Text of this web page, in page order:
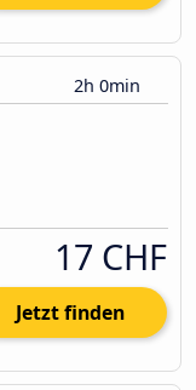
2h 0min
17 CHF
Jetzt finden